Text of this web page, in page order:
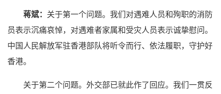
蒋斌： 关于第一个问题。我们对遇难人员和殉职的消防
员表示沉痛哀悼，对遇难者家属和受灾人员表示诚挚慰问。
中国人民解放军驻香港部队将听令而行、依法履职，守护好
香港。
关于第二个问题。外交部已就此作了回应。我们一贯反